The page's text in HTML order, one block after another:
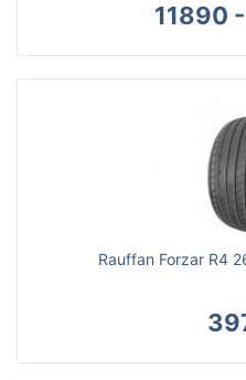
11890
Rauffan Forzar R4